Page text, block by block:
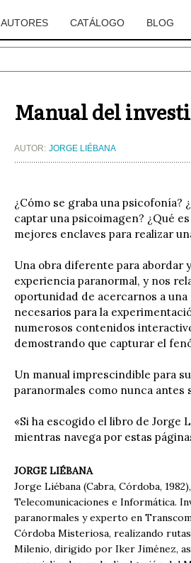
AUTORES CATÁLOGO BLOG
Manual del
AUTOR: JORGE LIÉBANA
¿Cómo se graba una psicofonía?
captar una psicoimagen? ¿Qué
mejores enclaves para realizar
Una obra diferente para abordar
experiencia paranormal, y nos
oportunidad de acercarnos a
necesarios para la
numerosos contenidos
demostrando que capturar el
Un manual imprescindible para
paranormales como nunca antes
«Si ha escogido el libro de Jorge
mientras navega por estas
JORGE LIÉBANA
Jorge Liébana (Cabra, Córdoba,
Telecomunicaciones e Informática.
paranormales y experto en
Córdoba Misteriosa, realizando
Milenio, dirigido por Iker Jiménez,